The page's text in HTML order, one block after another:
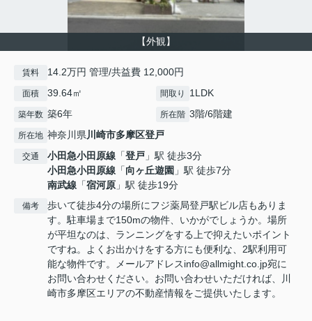
【外観】
賃料 14.2万円 管理/共益費 12,000円
面積 39.64㎡ 間取り 1LDK
築年数 築6年 所在階 3階/6階建
所在地 神奈川県川崎市多摩区登戸
交通 小田急小田原線 「登戸 」駅 徒歩3分
小田急小田原線 「向ヶ丘遊園 」駅 徒歩7分
南武線 「宿河原 」駅 徒歩19分
備考
歩いて徒歩4分の場所にフジ薬局登戸駅ビル店もありま
す。駐車場まで150mの物件、いかがでしょうか。場所
が平坦なのは、ランニングをする上で抑えたいポイント
ですね。よくお出かけをする方にも便利な、2駅利用可
能な物件です。メールアドレスinfo@allmight.co.jp宛に
お問い合わせください。お問い合わせいただければ、川
崎市多摩区エリアの不動産情報をご提供いたします。